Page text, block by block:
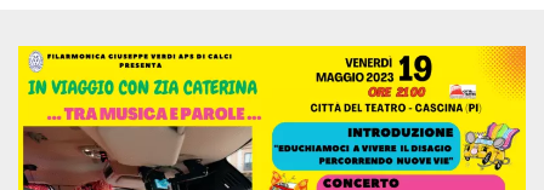
indispensabili al funzionamento del sito. I
servizi qui presenti non potranno funzionare
senza.
Nome
Provider /
Dominio
Scadenza Descrizione
cf_clearance
Cloudflare,
1 anno
Clearance